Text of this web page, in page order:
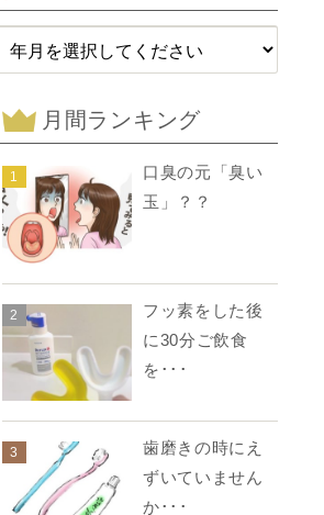
月間ランキング
1
口臭の元「臭い
玉」？？
2
フッ素をした後
に30分ご飲食
を･･･
3
歯磨きの時にえ
ずいていません
か･･･